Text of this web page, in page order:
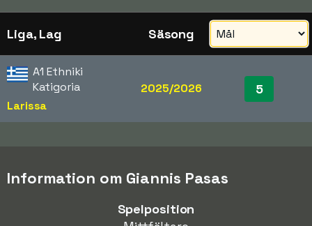
Liga, Lag Säsong
A1 Ethniki
Katigoria
Larissa
2025/2026 5
Information om Giannis Pasas
Spelposition